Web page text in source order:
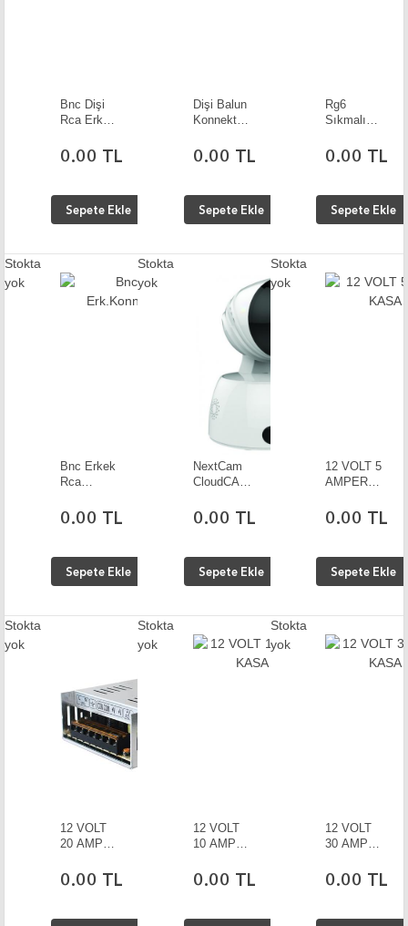
Bnc Dişi
Rca Erkek
Adet
0.00 TL
Sepete Ekle
Dişi Balun
Konnektör
0.00 TL
Sepete Ekle
Rg6
Sıkmalı
10 Adet
0.00 TL
Sepete Ekle
Stokta
yok
Bnc Erkek
Rca
10 Adet
0.00 TL
Sepete Ekle
Stokta
yok
NextCam
CloudCAM
Kablosuz
HD Bebek
Kamera
0.00 TL
Sepete Ekle
Stokta
yok
12 VOLT 5
AMPER
KASA
ADAPTÖR
0.00 TL
Sepete Ekle
Stokta
yok
12 VOLT
20 AMPER
KASA
ADAPTÖR
0.00 TL
Stokta
yok
12 VOLT
10 AMPER
KASA
ADAPTÖR
0.00 TL
Stokta
yok
12 VOLT
30 AMPER
KASA
ADAPTÖR
0.00 TL